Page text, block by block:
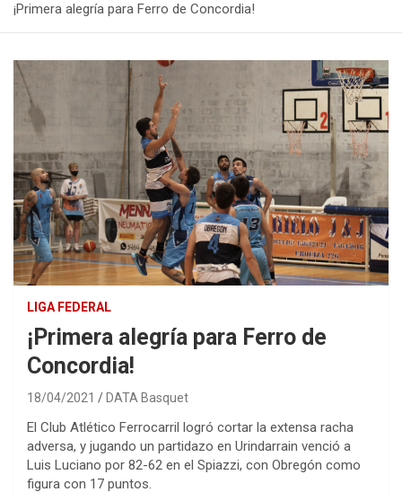
¡Primera alegría para Ferro de Concordia!
LIGA FEDERAL
¡Primera alegría para Ferro de
Concordia!
18/04/2021 DATA Basquet
El Club Atlético Ferrocarril logró cortar la extensa racha
adversa, y jugando un partidazo en Urindarrain venció a
Luis Luciano por 82-62 en el Spiazzi, con Obregón como
figura con 17 puntos.